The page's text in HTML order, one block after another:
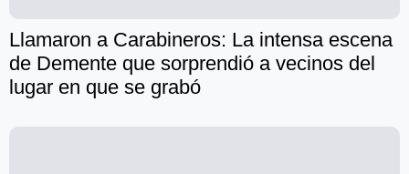
Llamaron a Carabineros: La intensa escena
de Demente que sorprendió a vecinos del
lugar en que se grabó